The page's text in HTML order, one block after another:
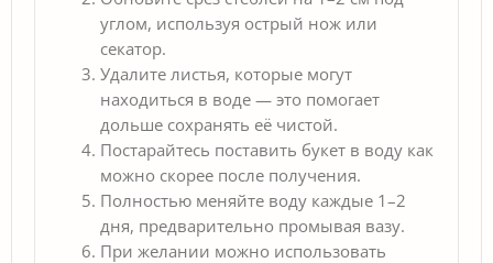
углом, используя острый нож или
секатор.
Удалите листья, которые могут
находиться в воде — это помогает
дольше сохранять её чистой.
Постарайтесь поставить букет в воду как
можно скорее после получения.
Полностью меняйте воду каждые 1–2
дня, предварительно промывая вазу.
При желании можно использовать